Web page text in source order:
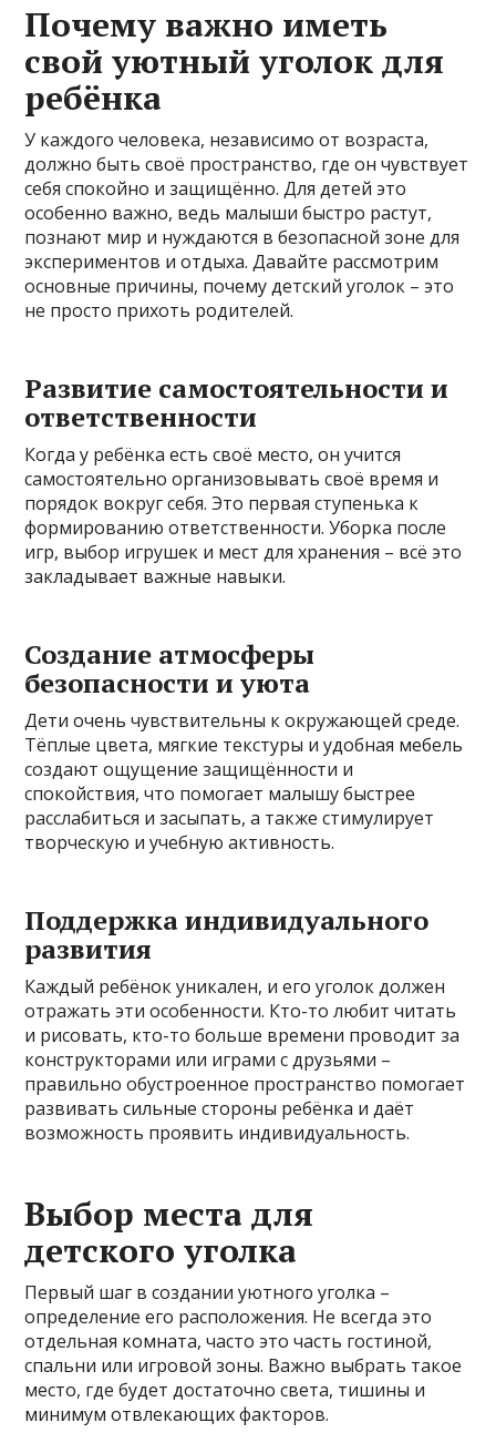
Почему важно иметь
свой уютный уголок для
ребёнка
У каждого человека, независимо от возраста,
должно быть своё пространство, где он чувствует
себя спокойно и защищённо. Для детей это
особенно важно, ведь малыши быстро растут,
познают мир и нуждаются в безопасной зоне для
экспериментов и отдыха. Давайте рассмотрим
основные причины, почему детский уголок – это
не просто прихоть родителей.
Развитие самостоятельности и
ответственности
Когда у ребёнка есть своё место, он учится
самостоятельно организовывать своё время и
порядок вокруг себя. Это первая ступенька к
формированию ответственности. Уборка после
игр, выбор игрушек и мест для хранения – всё это
закладывает важные навыки.
Создание атмосферы
безопасности и уюта
Дети очень чувствительны к окружающей среде.
Тёплые цвета, мягкие текстуры и удобная мебель
создают ощущение защищённости и
спокойствия, что помогает малышу быстрее
расслабиться и засыпать, а также стимулирует
творческую и учебную активность.
Поддержка индивидуального
развития
Каждый ребёнок уникален, и его уголок должен
отражать эти особенности. Кто-то любит читать
и рисовать, кто-то больше времени проводит за
конструкторами или играми с друзьями –
правильно обустроенное пространство помогает
развивать сильные стороны ребёнка и даёт
возможность проявить индивидуальность.
Выбор места для
детского уголка
Первый шаг в создании уютного уголка –
определение его расположения. Не всегда это
отдельная комната, часто это часть гостиной,
спальни или игровой зоны. Важно выбрать такое
место, где будет достаточно света, тишины и
минимум отвлекающих факторов.